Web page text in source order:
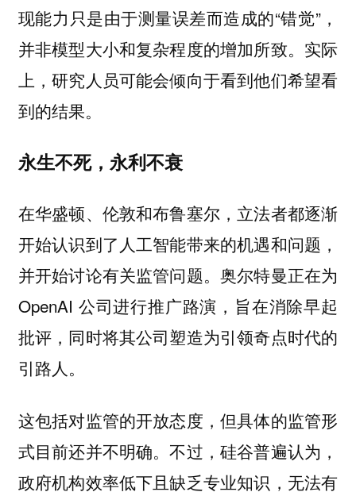
现能力只是由于测量误差而造成的“错觉”，
并非模型大小和复杂程度的增加所致。实际
上，研究人员可能会倾向于看到他们希望看
到的结果。
永生不死，永利不衰
在华盛顿、伦敦和布鲁塞尔，立法者都逐渐
开始认识到了人工智能带来的机遇和问题，
并开始讨论有关监管问题。奥尔特曼正在为
OpenAI 公司进行推广路演，旨在消除早起
批评，同时将其公司塑造为引领奇点时代的
引路人。
这包括对监管的开放态度，但具体的监管形
式目前还并不明确。不过，硅谷普遍认为，
政府机构效率低下且缺乏专业知识，无法有